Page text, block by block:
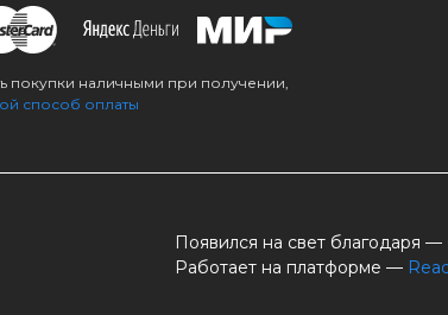
покупки наличными при получении,
способ оплаты
Появился на свет благодаря —
Работает на платформе —